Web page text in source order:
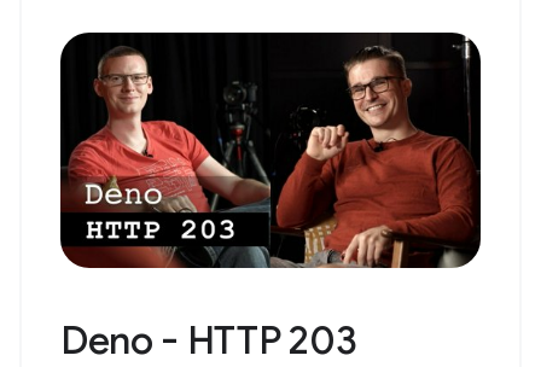
Deno - HTTP 203